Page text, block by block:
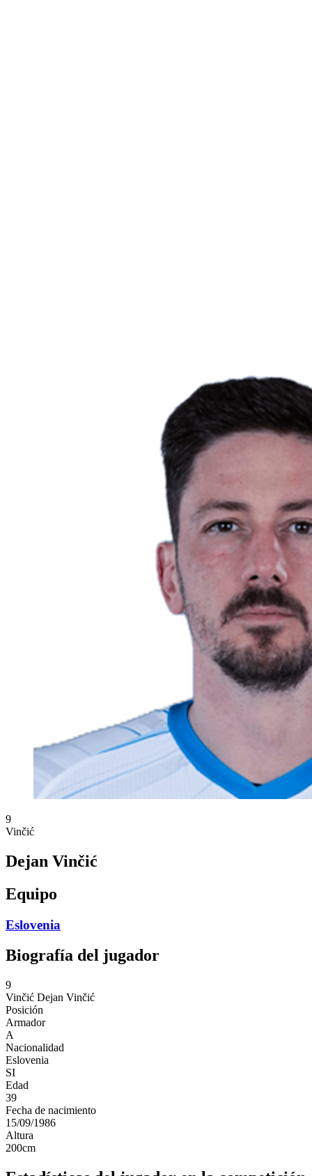
9
Vinčić
Dejan Vinčić
Equipo
Eslovenia
Biografía del jugador
9
Vinčić Dejan Vinčić
Posición
Armador
A
Nacionalidad
Eslovenia
SI
Edad
39
Fecha de nacimiento
15/09/1986
Altura
200cm